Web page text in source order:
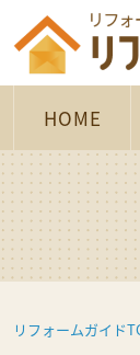
HOME
リフォームガイド